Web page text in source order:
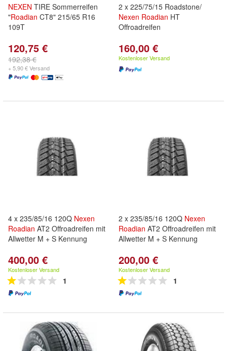
NEXEN TIRE Sommerreifen
"Roadian CT8" 215/65 R16
109T
120,75 €
192,38 €
+ 5,90 € Versand
2 x 225/75/15 Roadstone/
Nexen Roadian HT
Offroadreifen
160,00 €
Kostenloser Versand
4 x 235/85/16 120Q Nexen
Roadian AT2 Offroadreifen mit
Allwetter M + S Kennung
400,00 €
Kostenloser Versand
1
2 x 235/85/16 120Q Nexen
Roadian AT2 Offroadreifen mit
Allwetter M + S Kennung
200,00 €
Kostenloser Versand
1